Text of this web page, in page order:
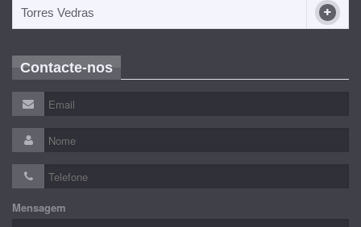
Torres Vedras
Contacte-nos
Mensagem